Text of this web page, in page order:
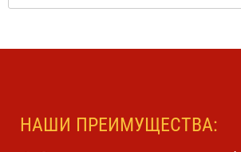
НАШИ ПРЕИМУЩЕСТВА: